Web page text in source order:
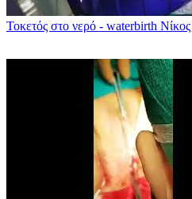
Τοκετός στο νερό - waterbirth